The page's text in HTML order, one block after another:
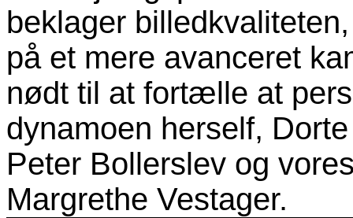
beklager
på et mere avanceret
nødt til at fortælle at
dynamoen herself,
Peter Bollerslev og
Margrethe Vestager.